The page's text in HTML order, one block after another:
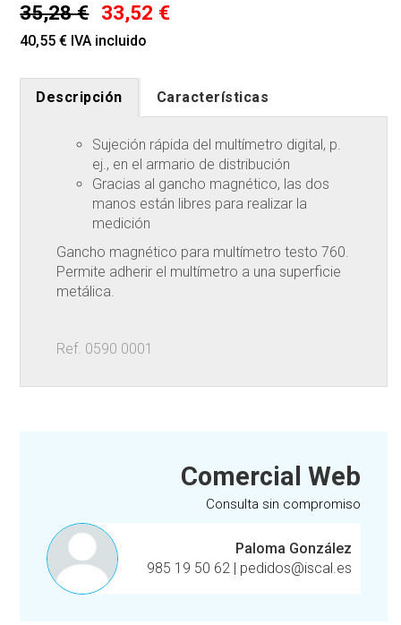
35,28 € 33,52 €
40,55 € IVA incluido
Descripción Características
Sujeción rápida del multímetro digital, p.
ej., en el armario de distribución
Gracias al gancho magnético, las dos
manos están libres para realizar la
medición
Gancho magnético para multímetro testo 760.
Permite adherir el multímetro a una superficie
metálica.
Ref. 0590 0001
Comercial Web
Consulta sin compromiso
Paloma González
985 19 50 62
pedidos@iscal.es